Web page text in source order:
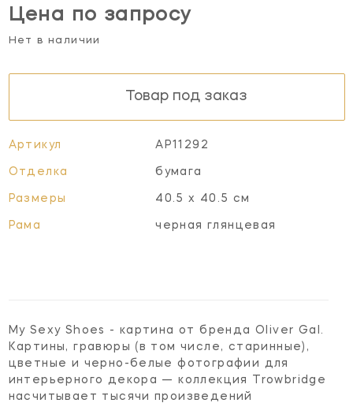
Цена по запросу
Нет в наличии
Товар под заказ
Артикул AP11292
Отделка бумага
Размеры 40.5 x 40.5 см
Рама черная глянцевая
My Sexy Shoes - картина от бренда Oliver Gal.
Картины, гравюры (в том числе, старинные),
цветные и черно-белые фотографии для
интерьерного декора — коллекция Trowbridge
насчитывает тысячи произведений